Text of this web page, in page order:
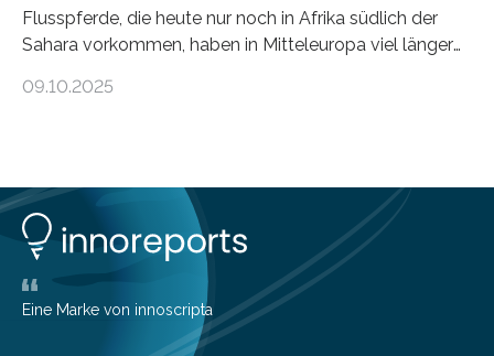
Flusspferde, die heute nur noch in Afrika südlich der
Sahara vorkommen, haben in Mitteleuropa viel länger
Knochenfunden zeigen, dass Flusspferde noch vor
Universität Potsdam und die Reiss-Engelhorn-Museen
Mannheim mit dem Curt-Engelhorn-Zentrum
Archäometrie hat dazu eine Studie im Fachjournal
Current Biology veröffentlicht. Bisher ging man davon
aus, dass gewöhnliche Flusspferde (Hippopotamus
amphibius) in Mitteleuropa vor ungefähr…
09.10.2025
Eine Marke von innoscripta